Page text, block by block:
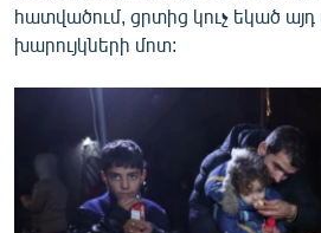
«Ազատության» բոլոր կայքերը
հատվածում, ցրտից կուչ եկած
խարույկների մոտ: